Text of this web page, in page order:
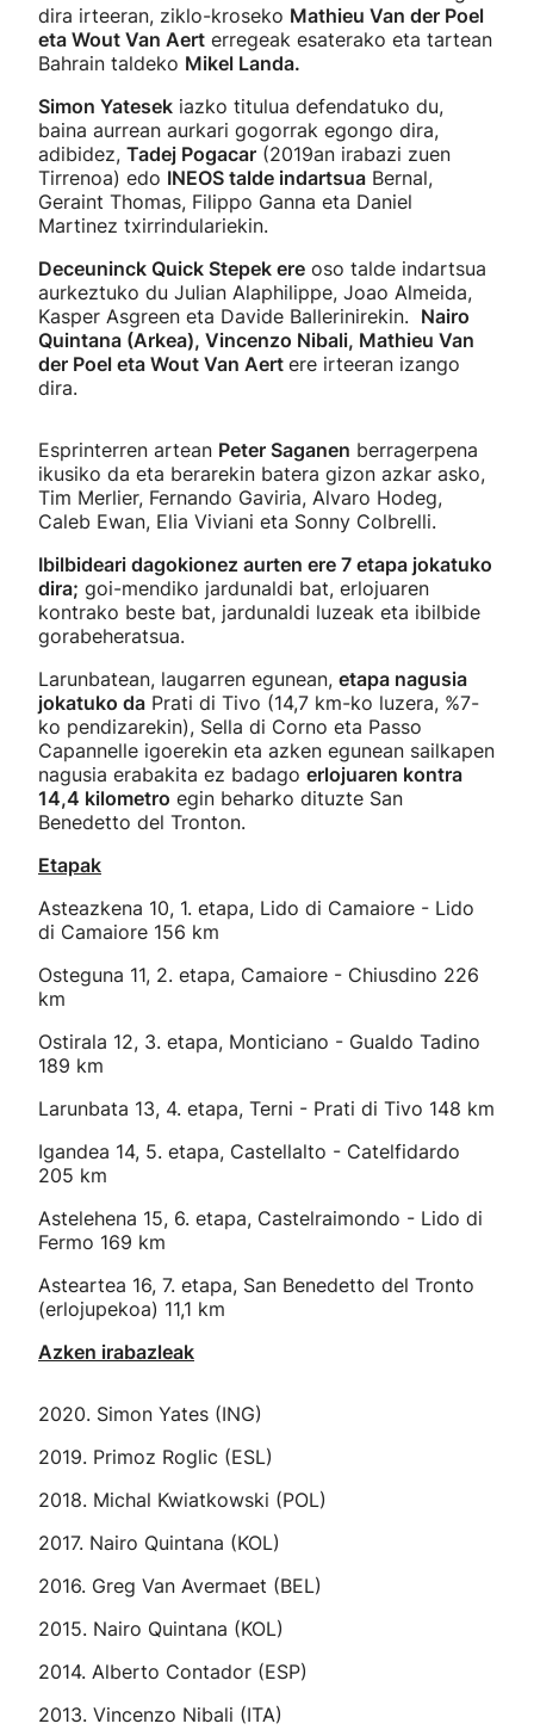
dira irteeran, ziklo-kroseko Mathieu Van der Poel
eta Wout Van Aert erregeak esaterako eta tartean
Bahrain taldeko Mikel Landa.
Simon Yatesek iazko titulua defendatuko du,
baina aurrean aurkari gogorrak egongo dira,
adibidez, Tadej Pogacar (2019an irabazi zuen
Tirrenoa) edo INEOS talde indartsua Bernal,
Geraint Thomas, Filippo Ganna eta Daniel
Martinez txirrindulariekin.
Deceuninck Quick Stepek ere oso talde indartsua
aurkeztuko du Julian Alaphilippe, Joao Almeida,
Kasper Asgreen eta Davide Ballerinirekin. Nairo
Quintana (Arkea), Vincenzo Nibali, Mathieu Van
der Poel eta Wout Van Aert ere irteeran izango
dira.
Esprinterren artean Peter Saganen berragerpena
ikusiko da eta berarekin batera gizon azkar asko,
Tim Merlier, Fernando Gaviria, Alvaro Hodeg,
Caleb Ewan, Elia Viviani eta Sonny Colbrelli.
Ibilbideari dagokionez aurten ere 7 etapa jokatuko
dira; goi-mendiko jardunaldi bat, erlojuaren
kontrako beste bat, jardunaldi luzeak eta ibilbide
gorabeheratsua.
Larunbatean, laugarren egunean, etapa nagusia
jokatuko da Prati di Tivo (14,7 km-ko luzera, %7-
ko pendizarekin), Sella di Corno eta Passo
Capannelle igoerekin eta azken egunean sailkapen
nagusia erabakita ez badago erlojuaren kontra
14,4 kilometro egin beharko dituzte San
Benedetto del Tronton.
Etapak
Asteazkena 10, 1. etapa, Lido di Camaiore - Lido
di Camaiore 156 km
Osteguna 11, 2. etapa, Camaiore - Chiusdino 226
km
Ostirala 12, 3. etapa, Monticiano - Gualdo Tadino
189 km
Larunbata 13, 4. etapa, Terni - Prati di Tivo 148 km
Igandea 14, 5. etapa, Castellalto - Catelfidardo
205 km
Astelehena 15, 6. etapa, Castelraimondo - Lido di
Fermo 169 km
Asteartea 16, 7. etapa, San Benedetto del Tronto
(erlojupekoa) 11,1 km
Azken irabazleak
2020. Simon Yates (ING)
2019. Primoz Roglic (ESL)
2018. Michal Kwiatkowski (POL)
2017. Nairo Quintana (KOL)
2016. Greg Van Avermaet (BEL)
2015. Nairo Quintana (KOL)
2014. Alberto Contador (ESP)
2013. Vincenzo Nibali (ITA)